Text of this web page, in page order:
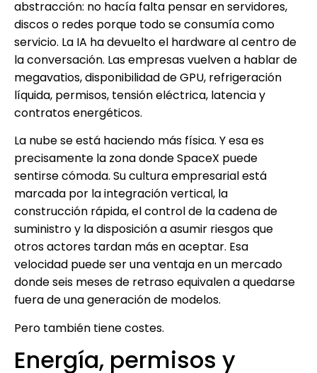
abstracción: no hacía falta pensar en servidores,
discos o redes porque todo se consumía como
servicio. La IA ha devuelto el hardware al centro de
la conversación. Las empresas vuelven a hablar de
megavatios, disponibilidad de GPU, refrigeración
líquida, permisos, tensión eléctrica, latencia y
contratos energéticos.
La nube se está haciendo más física. Y esa es
precisamente la zona donde SpaceX puede
sentirse cómoda. Su cultura empresarial está
marcada por la integración vertical, la
construcción rápida, el control de la cadena de
suministro y la disposición a asumir riesgos que
otros actores tardan más en aceptar. Esa
velocidad puede ser una ventaja en un mercado
donde seis meses de retraso equivalen a quedarse
fuera de una generación de modelos.
Pero también tiene costes.
Energía, permisos y